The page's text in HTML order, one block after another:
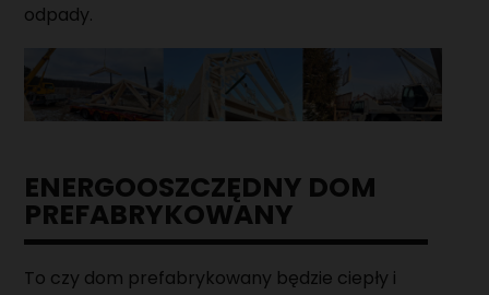
odpady.
ENERGOOSZCZĘDNY DOM
PREFABRYKOWANY
To czy dom prefabrykowany będzie ciepły i